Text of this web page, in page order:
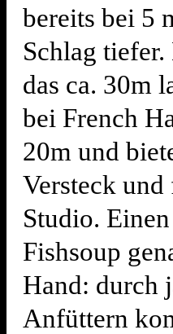
bereits bei 5
Schlag
das ca. 30m
bei French
20m und
Versteck
Studio.
Fishsoup
Hand: durch
Anfüttern